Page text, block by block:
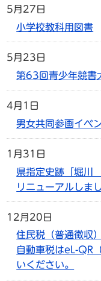
5月27日
小学校教科用図書
5月23日
第63回青少年競書
4月1日
男女共同参画イベ
1月31日
県指定史跡「堀川
リニューアルしま
12月20日
住民税（普通徴収
自動車税はeL-QR
いください。